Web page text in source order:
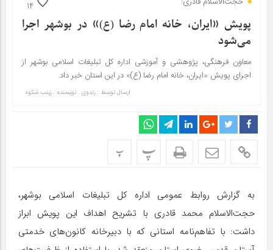
14
پویش «ایران، خانه امام رضا‌ (ع)» در بوشهر اجرا
می‌شود
معاون فرهنگی، پژوهشی و آموزشی اداره کل تبلیغات اسلامی بوشهر از
اجرای پویش «ایران، خانه امام رضا‌ (ع)» در این استان خبر داد.
ارسال توسط : زندوی نویسنده : زینب شکوه
پ پ
به گزارش روابط عمومی اداره کل تبلیغات اسلامی بوشهر،
حجت‌الاسلام محمد قادری با تشریح اهداف این پویش ابراز
داشت: با تفاهم‌نامه استانی که با دبیرخانه کانون‌های خدمتی